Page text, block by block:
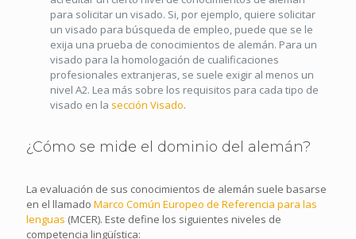
para solicitar un visado. Si, por ejemplo, quiere solicitar
un visado para búsqueda de empleo, puede que se le
exija una prueba de conocimientos de alemán. Para un
visado para la homologación de cualificaciones
profesionales extranjeras, se suele exigir al menos un
nivel A2. Lea más sobre los requisitos para cada tipo de
visado en la sección Visado.
¿Cómo se mide el dominio del alemán?
La evaluación de sus conocimientos de alemán suele basarse
en el llamado Marco Común Europeo de Referencia para las
lenguas (MCER). Este define los siguientes niveles de
competencia lingüística: